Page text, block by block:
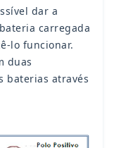
dar a
carregada
lo funcionar.
duas
baterias através